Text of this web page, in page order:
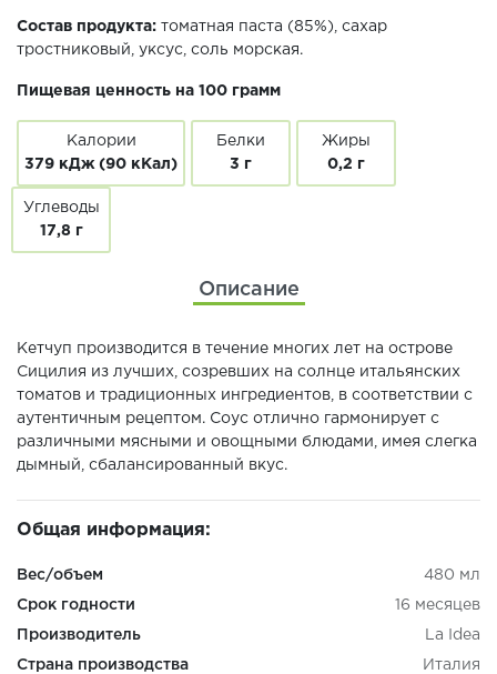
Состав продукта: томатная паста (85%), сахар
тростниковый, уксус, соль морская.
Пищевая ценность на 100 грамм
Калории
379 кДж (90 кКал)
Белки
3 г
Жиры
0,2 г
Углеводы
17,8 г
Описание
Кетчуп производится в течение многих лет на острове
Сицилия из лучших, созревших на солнце итальянских
томатов и традиционных ингредиентов, в соответствии с
аутентичным рецептом. Соус отлично гармонирует с
различными мясными и овощными блюдами, имея слегка
дымный, сбалансированный вкус.
Общая информация:
Вес/объем 480 мл
Срок годности 16 месяцев
Производитель La Idea
Страна производства Италия